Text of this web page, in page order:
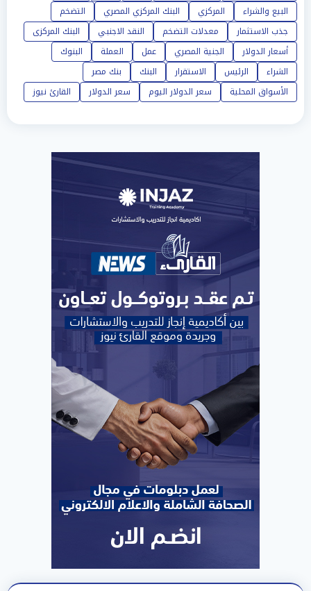
البيع والشراء
المركزي البنك المركزي المصري
التضخم
جذب الاستثمار
معدلات التضخم النقد الاجنبي
البنك المركزى
أسعار الدولار
الجنية المصري عمل العملة
البنوك
الشراء
الرئيس الاستقرار البنك
بنك مصر
الأسواق المحلية
سعر الدولار اليوم سعر الدولار القارئ نيوز